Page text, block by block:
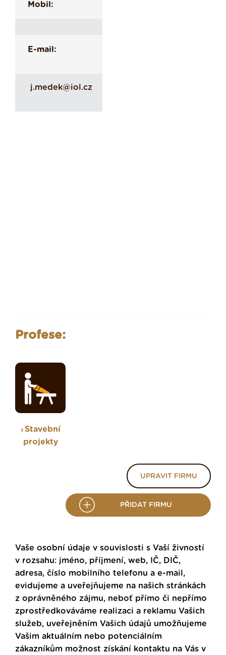
Mobil:
E-mail:
j.medek@iol.cz
Profese:
Stavební
projekty
UPRAVIT FIRMU
PŘIDAT FIRMU
Vaše osobní údaje v souvislosti s Vaší živností
v rozsahu: jméno, příjmení, web, IČ, DIČ,
adresa, číslo mobilního telefonu a e-mail,
evidujeme a uveřejňujeme na našich stránkách
z oprávněného zájmu, neboť přímo či nepřímo
zprostředkováváme realizaci a reklamu Vašich
služeb, uveřejněním Vašich údajů umožňujeme
Vašim aktuálním nebo potenciálním
zákazníkům možnost získání kontaktu na Vás v